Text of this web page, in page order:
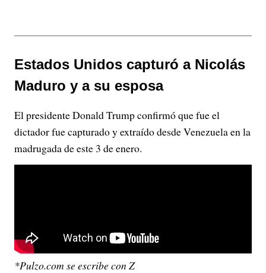
Estados Unidos capturó a Nicolás
Maduro y a su esposa
El presidente Donald Trump confirmó que fue el
dictador fue capturado y extraído desde Venezuela en la
madrugada de este 3 de enero.
*Pulzo.com se escribe con Z